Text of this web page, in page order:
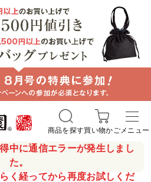
中に通信エラーが発生しまし
た。
く経ってから再度お試しくだ
商品を探す買い物かごメニュー